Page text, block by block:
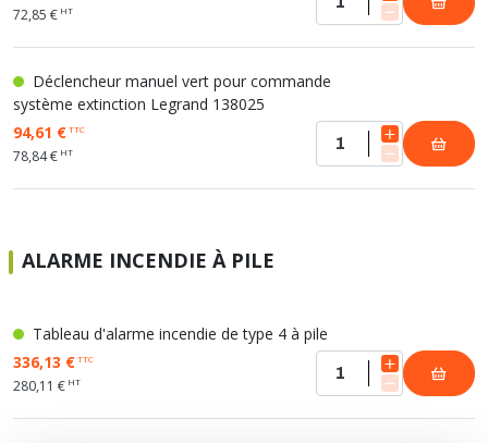
72,85 € HT
Déclencheur manuel vert pour commande
système extinction Legrand 138025
94,61 €TTC
78,84 € HT
ALARME INCENDIE À PILE
Tableau d'alarme incendie de type 4 à pile
336,13 €TTC
280,11 € HT